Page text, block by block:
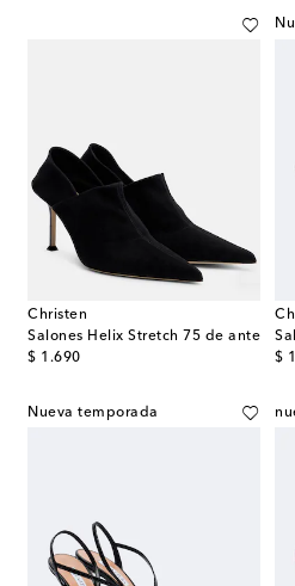
Christen
Salones Helix Stretch 75 de ante
$ 1.690
original price
$
Nueva temporada